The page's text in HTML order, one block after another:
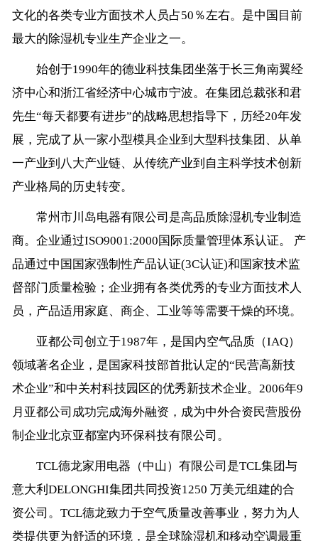
文化的各类专业方面技术人员占50％左右。是中国目前
最大的除湿机专业生产企业之一。
始创于1990年的德业科技集团坐落于长三角南翼经
济中心和浙江省经济中心城市宁波。在集团总裁张和君
先生“每天都要有进步”的战略思想指导下，历经20年发
展，完成了从一家小型模具企业到大型科技集团、从单
一产业到八大产业链、从传统产业到自主科学技术创新
产业格局的历史转变。
常州市川岛电器有限公司是高品质除湿机专业制造
商。企业通过ISO9001:2000国际质量管理体系认证。 产
品通过中国国家强制性产品认证(3C认证)和国家技术监
督部门质量检验；企业拥有各类优秀的专业方面技术人
员，产品适用家庭、商企、工业等等需要干燥的环境。
亚都公司创立于1987年，是国内空气品质（IAQ）
领域著名企业，是国家科技部首批认定的“民营高新技
术企业”和中关村科技园区的优秀新技术企业。2006年9
月亚都公司成功完成海外融资，成为中外合资民营股份
制企业北京亚都室内环保科技有限公司。
TCL德龙家用电器（中山）有限公司是TCL集团与
意大利DELONGHI集团共同投资1250 万美元组建的合
资公司。TCL德龙致力于空气质量改善事业，努力为人
类提供更为舒适的环境，是全球除湿机和移动空调最重